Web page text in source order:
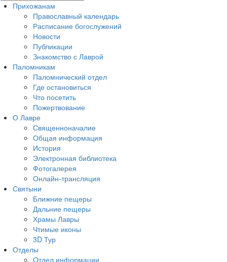
Прихожанам
Православный календарь
Расписание богослужений
Новости
Публикации
Знакомство с Лаврой
Паломникам
Паломнический отдел
Где остановиться
Что посетить
Пожертвование
О Лавре
Священноначалие
Общая информация
История
Электронная библиотека
Фотогалерея
Онлайн-трансляция
Святыни
Ближние пещеры
Дальние пещеры
Храмы Лавры
Чтимые иконы
3D Тур
Отделы
Отдел информации